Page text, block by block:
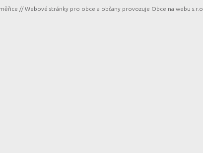
// Webové stránky pro obce a občany provozuje Obce na webu s.r.o.